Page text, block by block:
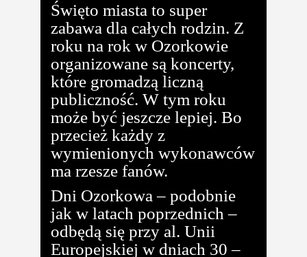
Święto miasta to super
zabawa dla całych rodzin. Z
roku na rok w Ozorkowie
organizowane są koncerty,
które gromadzą liczną
publiczność. W tym roku
może być jeszcze lepiej. Bo
przecież każdy z
wymienionych wykonawców
ma rzesze fanów.
Dni Ozorkowa – podobnie
jak w latach poprzednich –
odbędą się przy al. Unii
Europejskiej w dniach 30 –